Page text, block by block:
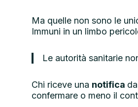
Ma quelle non sono le
Immuni in un limbo
Le autorità sanitarie
Chi riceve una notifica
confermare o meno il